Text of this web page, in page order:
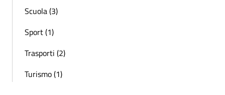
Scuola (3)
Sport (1)
Trasporti (2)
Turismo (1)